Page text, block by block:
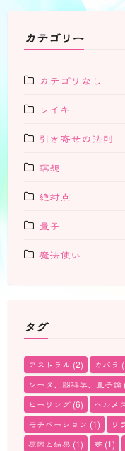
カテゴリー
カテゴリなし
レイキ
引き寄せの法則
瞑想
絶対点
量子
魔法使い
タグ
アストラル (2) カバラ
シータ、脳科学、量子論
ヒーリング(6) ヘルメ
モチベーション (1) リ
原因と結果 (1) 夢 (1)